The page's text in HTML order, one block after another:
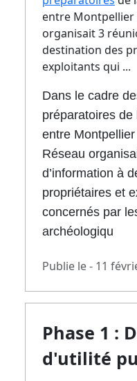
entre Montpellier
organisait 3
destination des
exploitants qui ...
Dans le cadre
préparatoires
entre
Réseau
d’information à
propriétaires et
concernés par
archéologiqu
Publie le - 11
Phase 1 :
d'utilité